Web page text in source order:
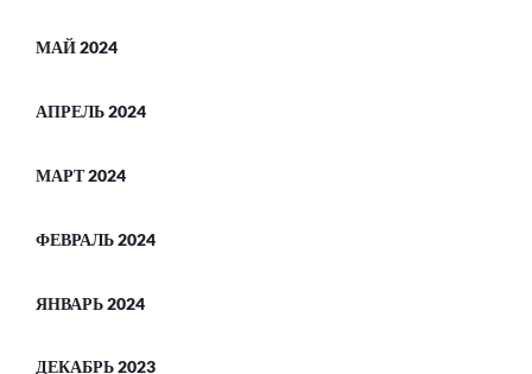
МАЙ 2024
АПРЕЛЬ 2024
МАРТ 2024
ФЕВРАЛЬ 2024
ЯНВАРЬ 2024
ДЕКАБРЬ 2023